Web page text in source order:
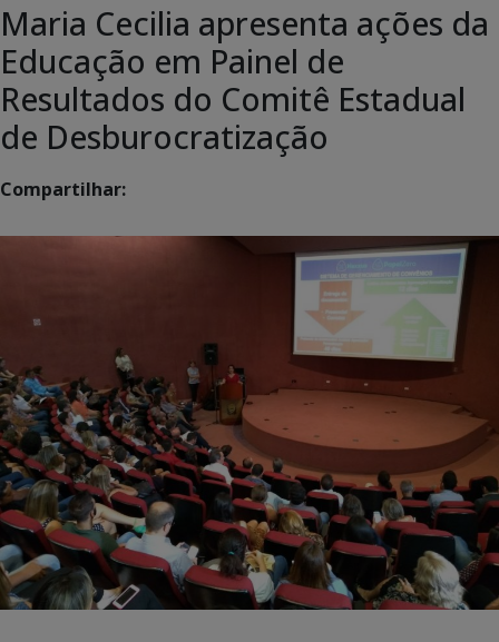
Maria Cecilia apresenta ações da
Educação em Painel de
Resultados do Comitê Estadual
de Desburocratização
Compartilhar: